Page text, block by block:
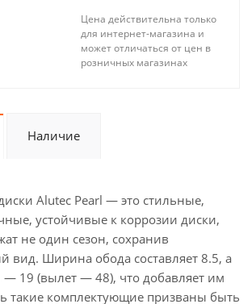
Цена действительна только
для интернет-магазина и
может отличаться от цен в
розничных магазинах
Наличие
Alutec Pearl — это стильные,
устойчивые к коррозии диски,
не один сезон, сохранив
вид. Ширина обода составляет 8.5, а
19 (вылет — 48), что добавляет им
такие комплектующие призваны быть